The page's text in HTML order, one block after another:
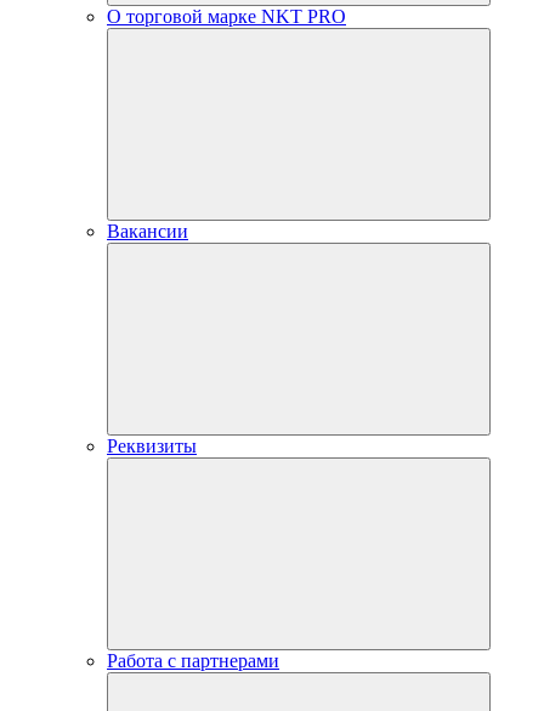
О торговой марке NKT PRO
Вакансии
Реквизиты
Работа с партнерами